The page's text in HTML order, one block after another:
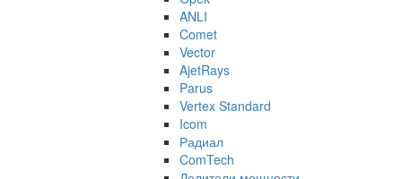
ANLI
Comet
Vector
AjetRays
Parus
Vertex Standard
Icom
Радиал
ComTech